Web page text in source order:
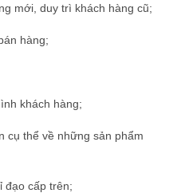
mới, duy trì khách hàng cũ;
hàng;
khách hàng;
cụ thể về những sản phẩm
đạo cấp trên;